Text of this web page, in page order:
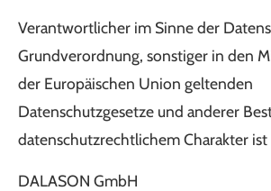
Verantwortlicher im Sinne der
Grundverordnung, sonstiger in den
der Europäischen Union geltenden
Datenschutzgesetze und anderer
datenschutzrechtlichem Charakter ist
DALASON GmbH